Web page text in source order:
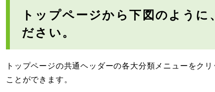
トップページから下図のよう
ださい。
トップページの共通ヘッダーの各大分類メニューをク
ことができます。